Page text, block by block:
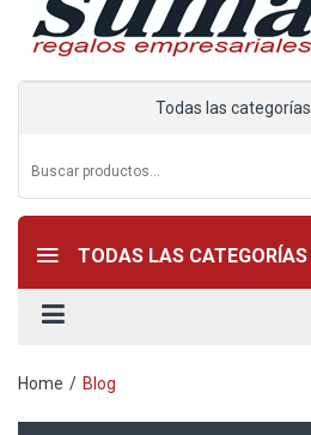
Todas las categorías
TODAS LAS CATEGORÍAS
Home / Blog